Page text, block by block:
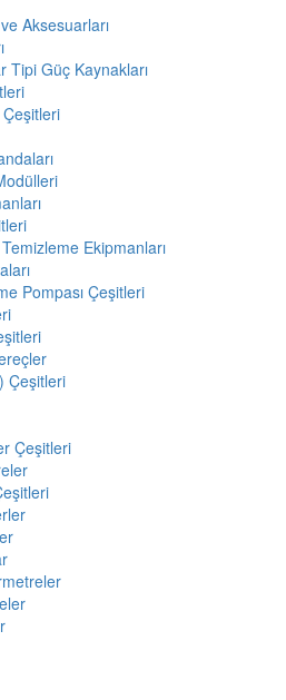
Aksesuarları
Tipi Güç Kaynakları
Çeşitleri
Ekipmanları
Pompası Çeşitleri
Çeşitleri
Çeşitleri